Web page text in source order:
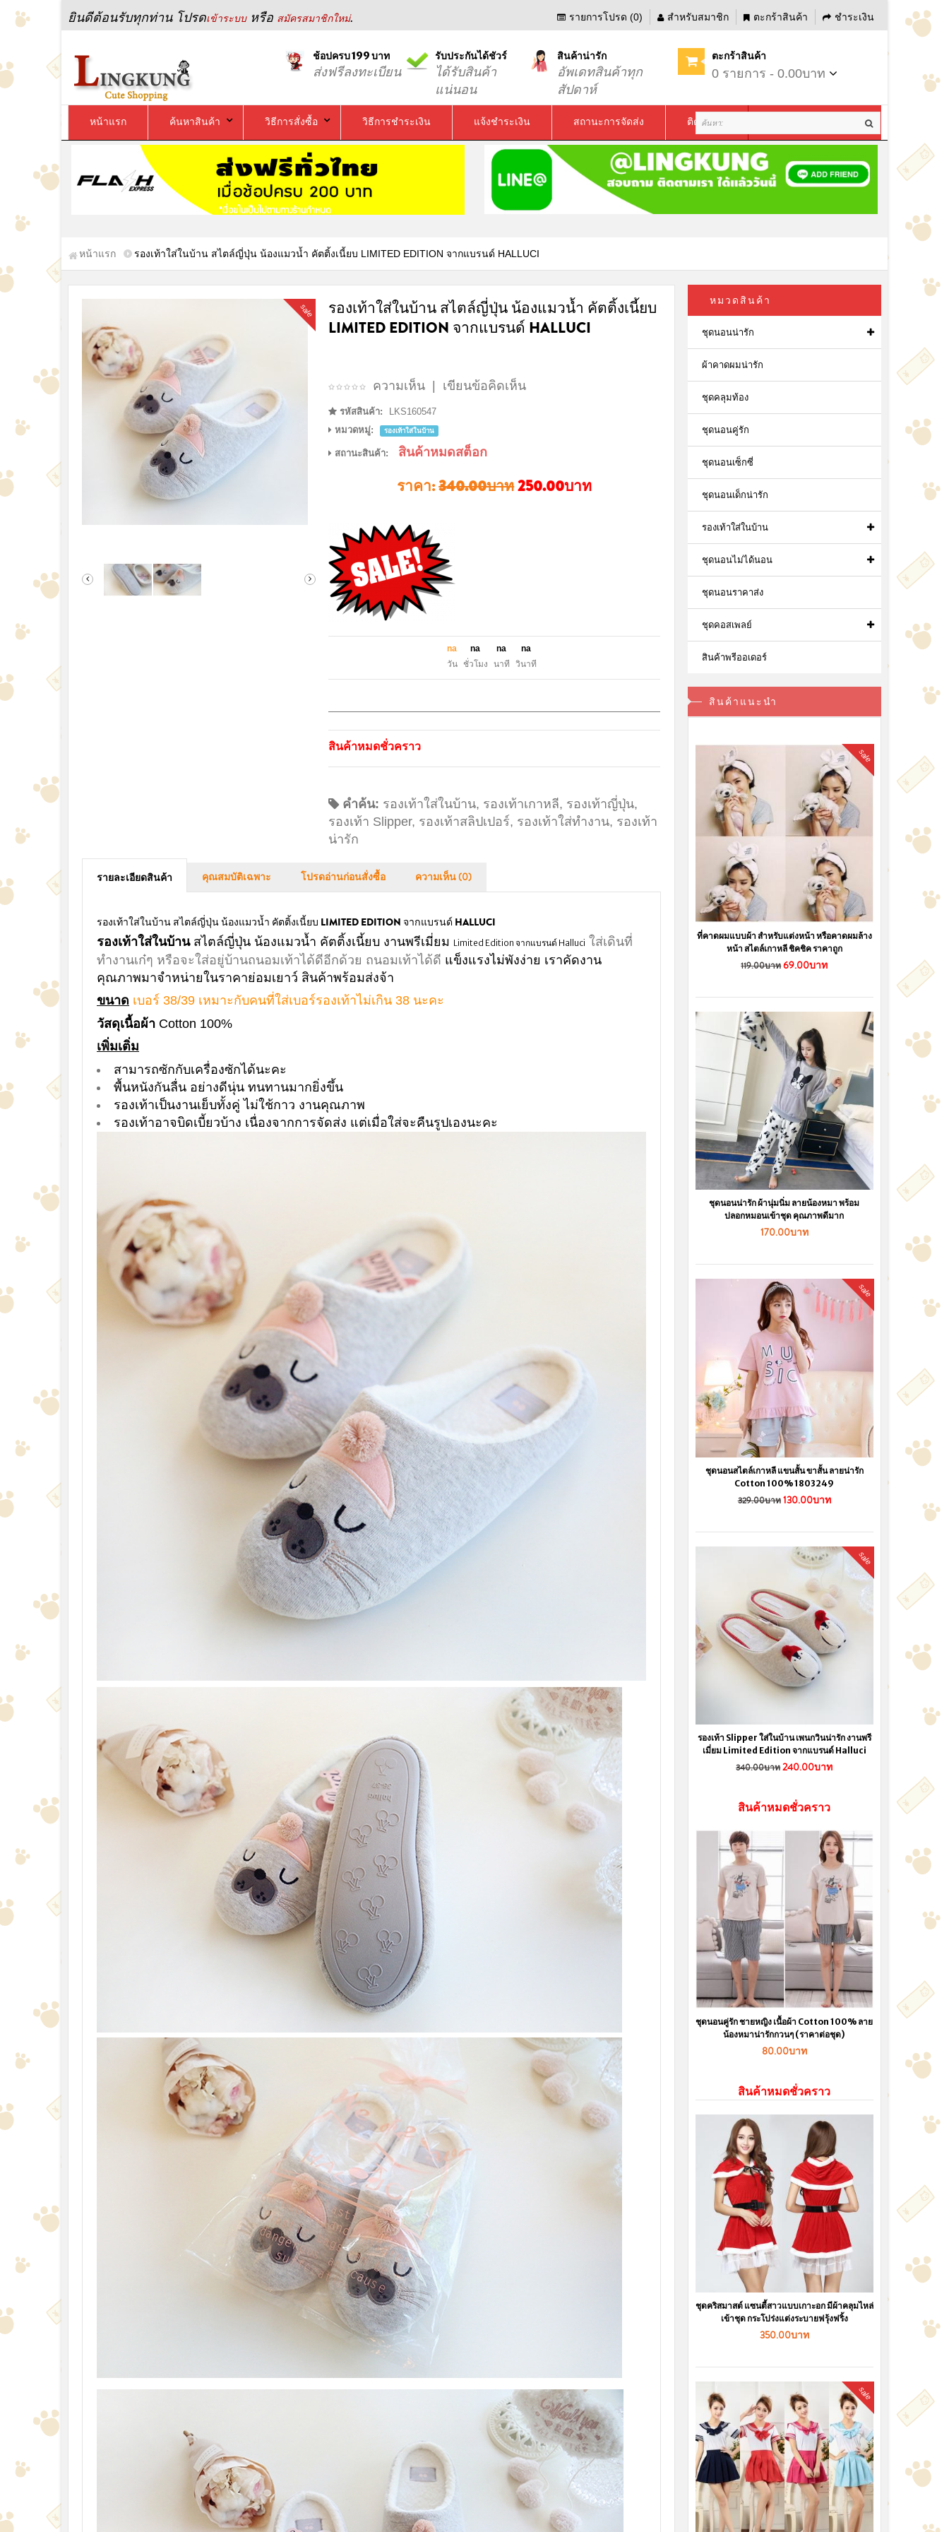
ยินดีต้อนรับทุกท่าน โปรดเข้าระบบหรือ สมัครสมาชิกใหม่. รายการโปรด (0) สำหรับสมาชิก ตะกร้าสินค้า ชำระเงิน
ช้อปครบ 199 บาท
ส่งฟรีลงทะเบียน
รับประกันได้ชัวร์
ได้รับสินค้า
แน่นอน
สินค้าน่ารัก
อัพเดทสินค้าทุก
สัปดาห์
ตะกร้าสินค้า
0 รายการ - 0.00บาท
หน้าแรก ค้นหาสินค้า วิธีการสั่งซื้อ วิธีการชำระเงิน แจ้งชำระเงิน สถานะการจัดส่ง ติดต่อเรา
หน้าแรก รองเท้าใส่ในบ้าน สไตล์ญี่ปุ่น น้องแมวน้ำ คัตติ้งเนี้ยบ LIMITED EDITION จากแบรนด์ HALLUCI
sale
รองเท้าใส่ในบ้าน สไตล์ญี่ปุ่น น้องแมวน้ำ คัตติ้งเนี้ยบ
LIMITED EDITION จากแบรนด์ HALLUCI
ความเห็น| เขียนข้อคิดเห็น
รหัสสินค้า:
LKS160547
หมวดหมู่:
รองเท้าใส่ในบ้าน
สถานะสินค้า: สินค้าหมดสต็อก
ราคา:340.00บาท250.00บาท
na
วัน
na
ชั่วโมง
na
นาที
na
วินาที
สินค้าหมดชั่วคราว
คำค้น: รองเท้าใส่ในบ้าน, รองเท้าเกาหลี, รองเท้าญี่ปุ่น,
รองเท้า Slipper, รองเท้าสลิปเปอร์, รองเท้าใส่ทำงาน, รองเท้า
น่ารัก
รายละเอียดสินค้า คุณสมบัติเฉพาะ โปรดอ่านก่อนสั่งซื้อ ความเห็น (0)
รองเท้าใส่ในบ้าน สไตล์ญี่ปุ่น น้องแมวน้ำ คัตติ้งเนี้ยบ LIMITED EDITION จากแบรนด์ HALLUCI
รองเท้าใส่ในบ้านสไตล์ญี่ปุ่น น้องแมวน้ำ คัตติ้งเนี้ยบ งานพรีเมี่ยม Limited Edition จากแบรนด์ Halluci ใส่เดินที่
ทำงานเก๋ๆ หรือจะใส่อยู่บ้านถนอมเท้าได้ดีอีกด้วย ถนอมเท้าได้ดี แข็งแรงไม่พังง่าย เราคัดงาน
คุณภาพมาจำหน่ายในราคาย่อมเยาว์ สินค้าพร้อมส่งจ้า
ขนาด เบอร์ 38/39 เหมาะกับคนที่ใส่เบอร์รองเท้าไม่เกิน 38 นะคะ
วัสดุเนื้อผ้า Cotton 100%
เพิ่มเติ่ม
สามารถซักกับเครื่องซักได้นะคะ
พื้นหนังกันลื่น อย่างดีนุ่น ทนทานมากยิ่งขึ้น
รองเท้าเป็นงานเย็บทั้งคู่ ไม่ใช้กาว งานคุณภาพ
รองเท้าอาจบิดเบี้ยวบ้าง เนื่องจากการจัดส่ง แต่เมื่อใส่จะคืนรูปเองนะคะ
หมวดสินค้า
ชุดนอนน่ารัก
ผ้าคาดผมน่ารัก
ชุดคลุมท้อง
ชุดนอนคู่รัก
ชุดนอนเซ็กซี่
ชุดนอนเด็กน่ารัก
รองเท้าใส่ในบ้าน
ชุดนอนไม่ได้นอน
ชุดนอนราคาส่ง
ชุดคอสเพลย์
สินค้าพรีออเดอร์
สินค้าแนะนำ
sale
ที่คาดผมแบบผ้า สำหรับแต่งหน้า หรือคาดผมล้าง
หน้า สไตล์เกาหลี ชิคชิค ราคาถูก
119.00บาท69.00บาท
ชุดนอนน่ารัก ผ้านุ่มนิ่ม ลายน้องหมา พร้อม
ปลอกหมอนเข้าชุด คุณภาพดีมาก
170.00บาท
sale
ชุดนอนสไตล์เกาหลี แขนสั้น ขาสั้น ลายน่ารัก
Cotton 100% 1803249
329.00บาท130.00บาท
sale
รองเท้า Slipper ใส่ในบ้าน เพนกวินน่ารัก งานพรี
เมี่ยม Limited Edition จากแบรนด์ Halluci
340.00บาท240.00บาท
สินค้าหมดชั่วคราว
ชุดนอนคู่รัก ชายหญิง เนื้อผ้า Cotton 100% ลาย
น้องหมาน่ารักกวนๆ (ราคาต่อชุด)
80.00บาท
สินค้าหมดชั่วคราว
ชุดคริสมาสต์ แซนตี้สาวแบบเกาะอก มีผ้าคลุมไหล่
เข้าชุด กระโปร่งแต่งระบายฟรุ้งฟริ้ง
350.00บาท
sale